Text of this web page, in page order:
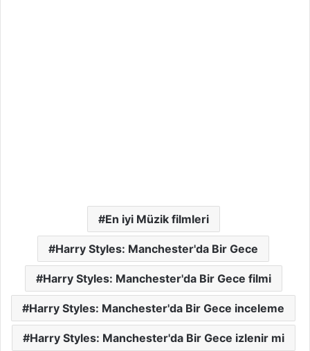
En iyi Müzik filmleri
Harry Styles: Manchester'da Bir Gece
Harry Styles: Manchester'da Bir Gece filmi
Harry Styles: Manchester'da Bir Gece inceleme
Harry Styles: Manchester'da Bir Gece izlenir mi